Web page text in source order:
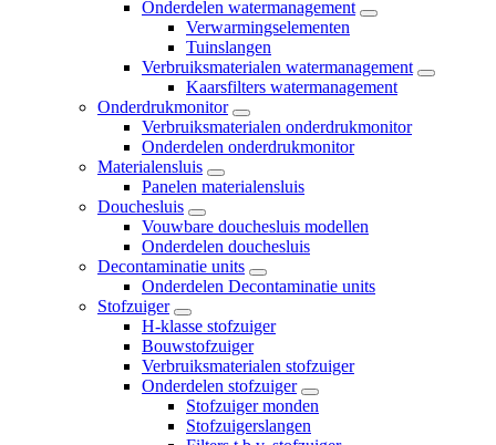
Onderdelen watermanagement
Verwarmingselementen
Tuinslangen
Verbruiksmaterialen watermanagement
Kaarsfilters watermanagement
Onderdrukmonitor
Verbruiksmaterialen onderdrukmonitor
Onderdelen onderdrukmonitor
Materialensluis
Panelen materialensluis
Douchesluis
Vouwbare douchesluis modellen
Onderdelen douchesluis
Decontaminatie units
Onderdelen Decontaminatie units
Stofzuiger
H-klasse stofzuiger
Bouwstofzuiger
Verbruiksmaterialen stofzuiger
Onderdelen stofzuiger
Stofzuiger monden
Stofzuigerslangen